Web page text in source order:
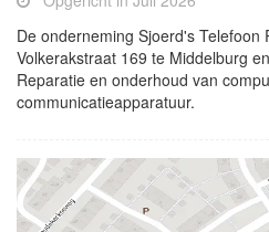
De onderneming Sjoerd's Telefoon
Volkerakstraat 169 te Middelburg
Reparatie en onderhoud van
communicatieapparatuur.